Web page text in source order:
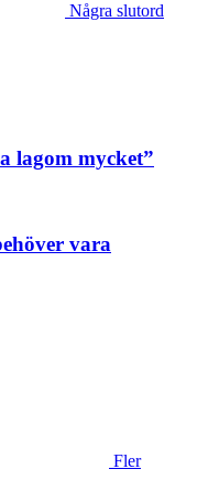
Några slutord
lagom mycket”
vara
Fler